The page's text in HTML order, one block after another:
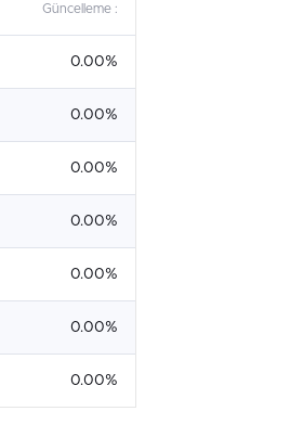
Güncelleme :
0.00%
0.00%
0.00%
0.00%
0.00%
0.00%
0.00%